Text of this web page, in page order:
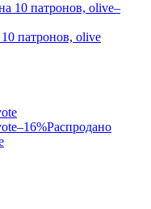
–
патронов, olive
–16%Распродано